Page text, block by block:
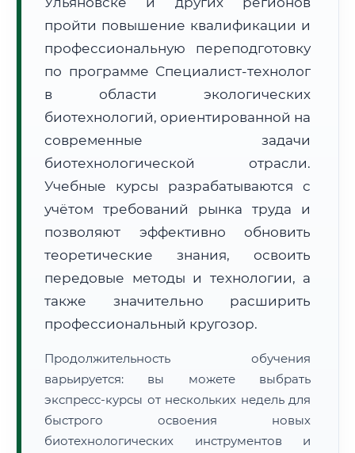
Расчет логистики оригиналов:
• Маршрут транзита:~2 199 км
пройти повышение квалификации и
профессиональную переподготовку
по программе Специалист-технолог
в области экологических
биотехнологий, ориентированной на
современные задачи
биотехнологической отрасли.
Учебные курсы разрабатываются с
учётом требований рынка труда и
позволяют эффективно обновить
теоретические знания, освоить
передовые методы и технологии, а
также значительно расширить
профессиональный кругозор.
Продолжительность обучения
варьируется: вы можете выбрать
экспресс-курсы от нескольких недель для
быстрого освоения новых
биотехнологических инструментов и